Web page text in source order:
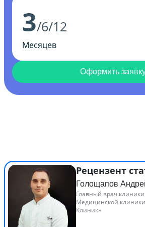
3/6/12
Месяцев
Оформить
Рецензент
Голощапов
Главный врач
Медицинской
Клиник»